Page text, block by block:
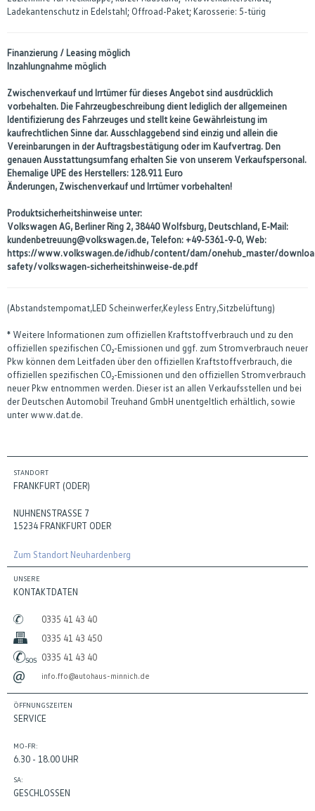
Ladekantenschutz in Edelstahl; Offroad-Paket; Karosserie: 5-türig
Finanzierung / Leasing möglich
Inzahlungnahme möglich
Zwischenverkauf und Irrtümer für dieses Angebot sind ausdrücklich
vorbehalten. Die Fahrzeugbeschreibung dient lediglich der allgemeinen
Identifizierung des Fahrzeuges und stellt keine Gewährleistung im
kaufrechtlichen Sinne dar. Ausschlaggebend sind einzig und allein die
Vereinbarungen in der Auftragsbestätigung oder im Kaufvertrag. Den
genauen Ausstattungsumfang erhalten Sie von unserem Verkaufspersonal.
Ehemalige UPE des Herstellers: 128.911 Euro
Änderungen, Zwischenverkauf und Irrtümer vorbehalten!
Produktsicherheitshinweise unter:
Volkswagen AG, Berliner Ring 2, 38440 Wolfsburg, Deutschland, E-Mail:
kundenbetreuung@volkswagen.de, Telefon: +49-5361-9-0, Web:
https://www.volkswagen.de/idhub/content/dam/onehub_master/
safety/volkswagen-sicherheitshinweise-de.pdf
(Abstandstempomat,LED Scheinwerfer,Keyless Entry,Sitzbelüftung)
* Weitere Informationen zum offiziellen Kraftstoffverbrauch und zu den
offiziellen spezifischen CO₂-Emissionen und ggf. zum Stromverbrauch neuer
Pkw können dem Leitfaden über den offiziellen Kraftstoffverbrauch, die
offiziellen spezifischen CO₂-Emissionen und den offiziellen Stromverbrauch
neuer Pkw entnommen werden. Dieser ist an allen Verkaufsstellen und bei
der Deutschen Automobil Treuhand GmbH unentgeltlich erhältlich, sowie
unter www.dat.de.
STANDORT
FRANKFURT (ODER)
NUHNENSTRASSE 7
15234 FRANKFURT ODER
Zum Standort Neuhardenberg
UNSERE
KONTAKTDATEN
0335 41 43 40
0335 41 43 450
0335 41 43 40
info.ffo@autohaus-minnich.de
ÖFFNUNGSZEITEN
SERVICE
MO-FR:
6.30 - 18.00 UHR
SA:
GESCHLOSSEN